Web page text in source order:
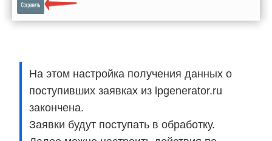
На этом настройка получения данных о
поступивших заявках из lpgenerator.ru
закончена.
Заявки будут поступать в обработку.